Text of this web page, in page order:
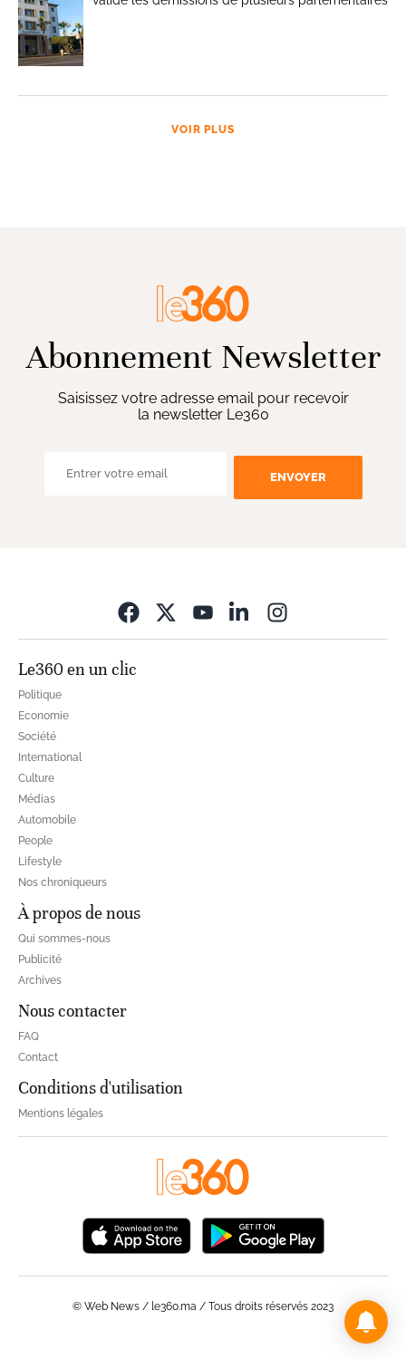
VOIR PLUS
Abonnement Newsletter
Saisissez votre adresse email pour recevoir
la newsletter Le360
ENVOYER
Le360 en un clic
Politique
Economie
Société
International
Culture
Médias
Automobile
People
Lifestyle
Nos chroniqueurs
À propos de nous
Qui sommes-nous
Publicité
Archives
Nous contacter
FAQ
Contact
Conditions d'utilisation
Mentions légales
© Web News / le360.ma / Tous droits réservés 2023